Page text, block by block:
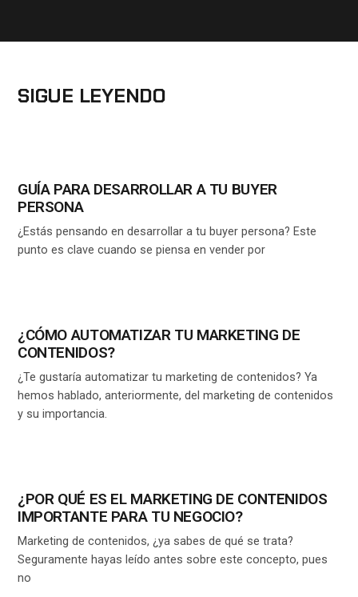
SIGUE LEYENDO
GUÍA PARA DESARROLLAR A TU BUYER
PERSONA
¿Estás pensando en desarrollar a tu buyer persona? Este
punto es clave cuando se piensa en vender por
¿CÓMO AUTOMATIZAR TU MARKETING DE
CONTENIDOS?
¿Te gustaría automatizar tu marketing de contenidos? Ya
hemos hablado, anteriormente, del marketing de contenidos
y su importancia.
¿POR QUÉ ES EL MARKETING DE CONTENIDOS
IMPORTANTE PARA TU NEGOCIO?
Marketing de contenidos, ¿ya sabes de qué se trata?
Seguramente hayas leído antes sobre este concepto, pues
no